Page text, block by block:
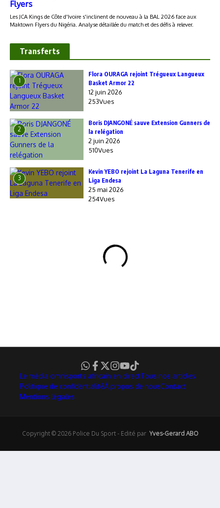
Transferts
1
Flora OURAGA rejoint Trégueux Langueux
Basket Armor 22
12 juin 2026
253Vues
2
Boris DJANGONÉ sauve Extension Gunners de
la relégation
2 juin 2026
510Vues
3
Kevin YEBO rejoint La Laguna Tenerife en
Liga Endesa
25 mai 2026
254Vues
Le média omnisports africain en directTous nos articles
Politique de confidentialitéÀ propos de nousContact
Mentions légales
Copyright © 2026 Police Du Sport - Edité par Yves-Gerard ABO